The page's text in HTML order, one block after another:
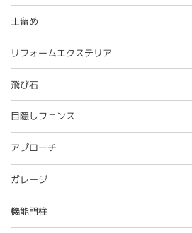
土留め
リフォームエクステリア
飛び石
目隠しフェンス
アプローチ
ガレージ
機能門柱